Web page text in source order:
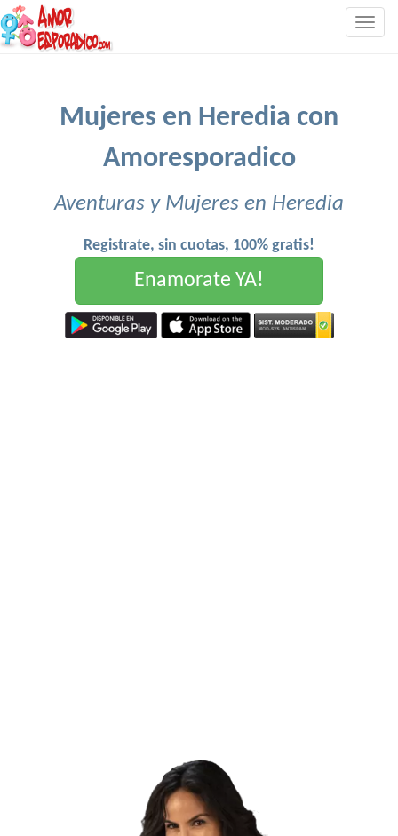
Mujeres en Heredia con
Amoresporadico
Aventuras y Mujeres en Heredia
Registrate, sin cuotas, 100% gratis!
Enamorate YA!